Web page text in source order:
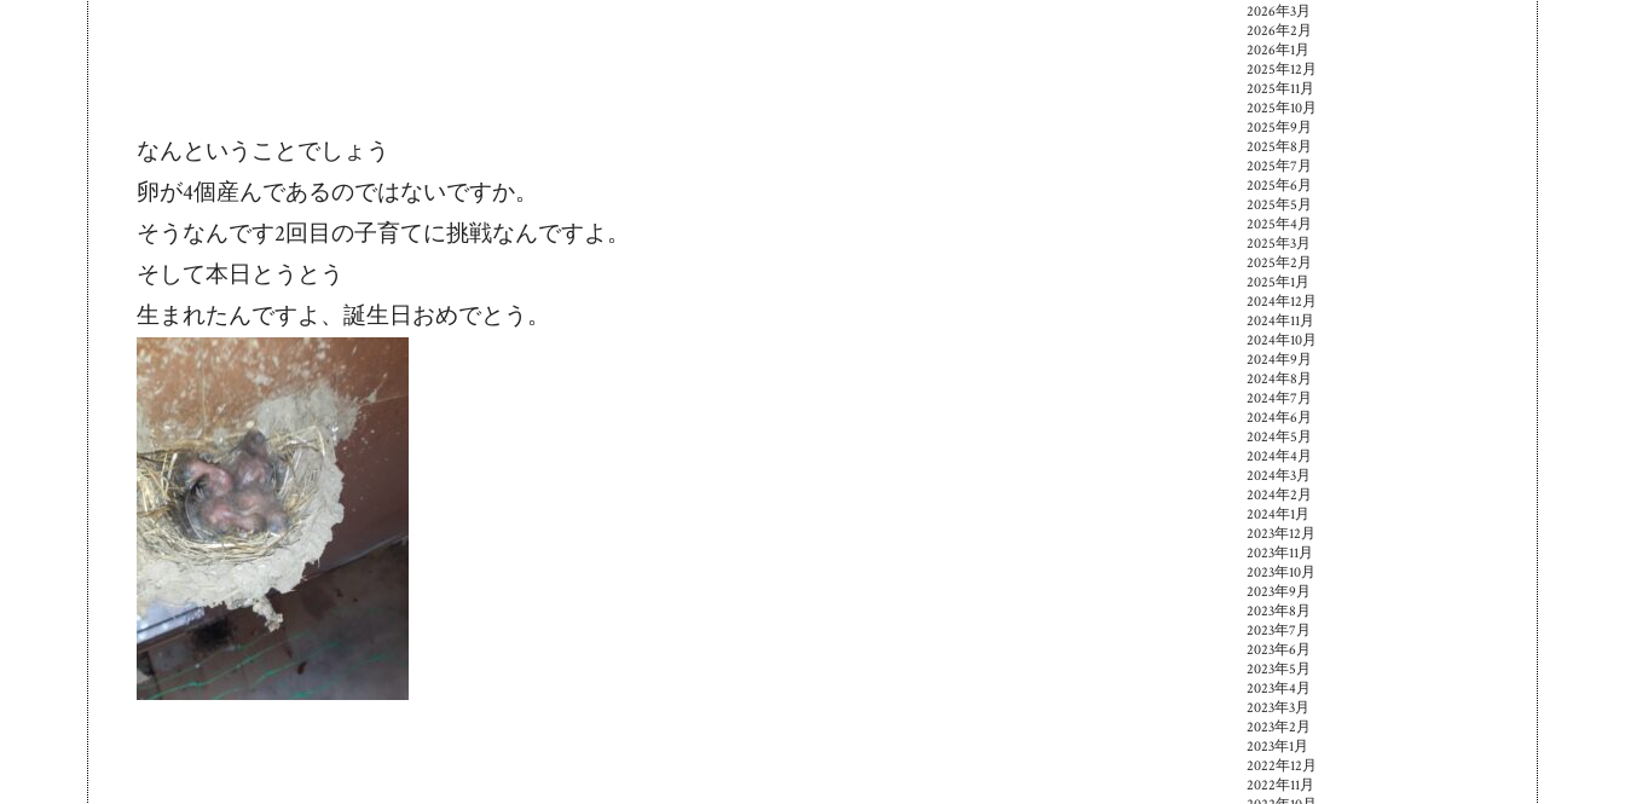
なんということでしょう
卵が4個産んであるのではないですか。
そうなんです2回目の子育てに挑戦なんですよ。
そして本日とうとう
生まれたんですよ、誕生日おめでとう。
2026年3月
2026年2月
2026年1月
2025年12月
2025年11月
2025年10月
2025年9月
2025年8月
2025年7月
2025年6月
2025年5月
2025年4月
2025年3月
2025年2月
2025年1月
2024年12月
2024年11月
2024年10月
2024年9月
2024年8月
2024年7月
2024年6月
2024年5月
2024年4月
2024年3月
2024年2月
2024年1月
2023年12月
2023年11月
2023年10月
2023年9月
2023年8月
2023年7月
2023年6月
2023年5月
2023年4月
2023年3月
2023年2月
2023年1月
2022年12月
2022年11月